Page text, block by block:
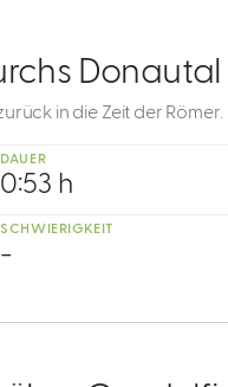
Donautal
in die Zeit der Römer.
DAUER
0:53 h
SCHWIERIGKEIT
-